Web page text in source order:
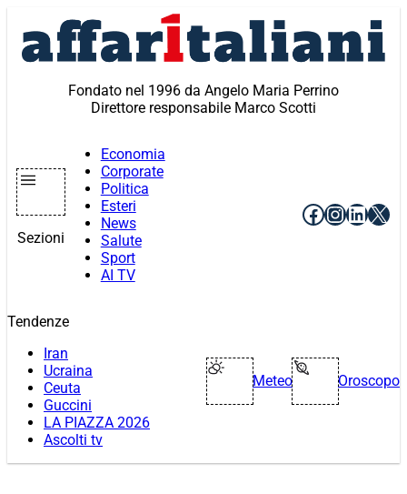
contenuto
Fondato nel 1996 da Angelo Maria Perrino
Direttore responsabile Marco Scotti
Sezioni
Economia
Corporate
Politica
Esteri
News
Salute
Sport
AI TV
Facebook
X
Tendenze
Iran
Ucraina
Ceuta
Guccini
LA PIAZZA 2026
Ascolti tv
Meteo Oroscopo